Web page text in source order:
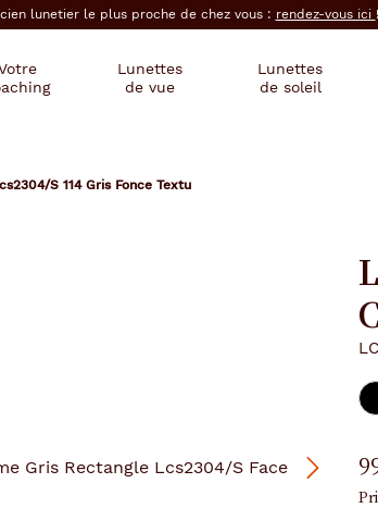
lunetier le plus proche de chez vous : rendez-vous ici !
Lunettes
de vue
Lunettes
de soleil
S 114 Gris Fonce Textu
Suivant